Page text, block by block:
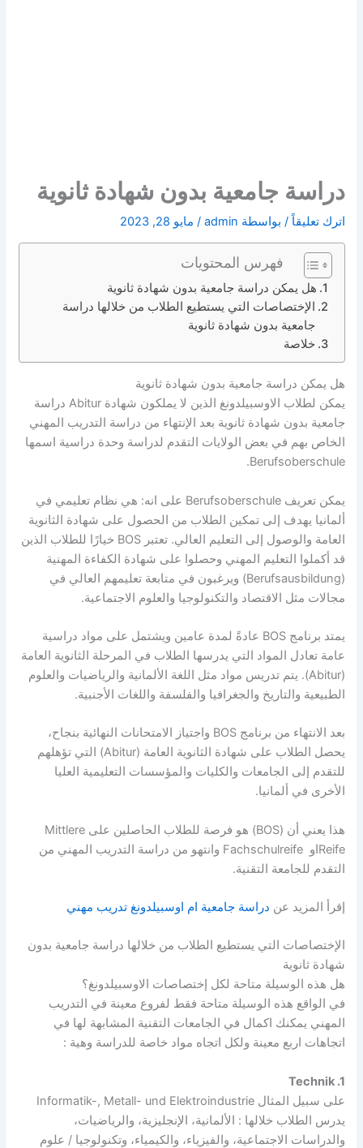
دراسة جامعية بدون شهادة ثانوية
اترك تعليقاً / بواسطة admin
/ مايو 28, 2023
فهرس المحتويات
هل يمكن دراسة جامعية بدون شهادة ثانوية
الإختصاصات التي يستطيع الطلاب من خلالها دراسة
جامعية بدون شهادة ثانوية
خلاصة
هل يمكن دراسة جامعية بدون شهادة ثانوية
يمكن لطلاب الاوسبيلدونغ الذين لا يملكون شهادة Abitur دراسة
جامعية بدون شهادة ثانوية بعد الإنتهاء من دراسة التدريب المهني
الخاص بهم في بعض الولايات التقدم لدراسة وحدة دراسية اسمها
Berufsoberschule.
يمكن تعريف Berufsoberschule على انه: هي نظام تعليمي في
ألمانيا يهدف إلى تمكين الطلاب من الحصول على شهادة الثانوية
العامة والوصول إلى التعليم العالي. تعتبر BOS خيارًا للطلاب الذين
قد أكملوا التعليم المهني وحصلوا على شهادة الكفاءة المهنية
(Berufsausbildung) ويرغبون في متابعة تعليمهم العالي في
مجالات مثل الاقتصاد والتكنولوجيا والعلوم الاجتماعية.
يمتد برنامج BOS عادةً لمدة عامين ويشتمل على مواد دراسية
عامة تعادل المواد التي يدرسها الطلاب في المرحلة الثانوية العامة
(Abitur). يتم تدريس مواد مثل اللغة الألمانية والرياضيات والعلوم
الطبيعية والتاريخ والجغرافيا والفلسفة واللغات الأجنبية.
بعد الانتهاء من برنامج BOS واجتياز الامتحانات النهائية بنجاح،
يحصل الطلاب على شهادة الثانوية العامة (Abitur) التي تؤهلهم
للتقدم إلى الجامعات والكليات والمؤسسات التعليمية العليا
الأخرى في ألمانيا.
هذا يعني أن (BOS) هو فرصة للطلاب الحاصلين على Mittlere
Reifeاو Fachschulreife وانتهو من دراسة التدريب المهني من
التقدم للجامعة التقنية.
إقرأ المزيد عن دراسة جامعية ام اوسبيلدونغ تدريب مهني
الإختصاصات التي يستطيع الطلاب من خلالها دراسة جامعية بدون
شهادة ثانوية
هل هذه الوسيلة متاحة لكل إختصاصات الاوسبيلدونغ؟
في الواقع هذه الوسيلة متاحة فقط لفروع معينة في التدريب
المهني يمكنك اكمال في الجامعات التقنية المشابهة لها في
اتجاهات اربع معينة ولكل اتجاه مواد خاصة للدراسة وهية :
Technik .1
على سبيل المثال Informatik-, Metall- und Elektroindustrie
يدرس الطلاب خلالها : الألمانية، الإنجليزية، والرياضيات،
والدراسات الاجتماعية، والفيزياء، والكيمياء، وتكنولوجيا / علوم